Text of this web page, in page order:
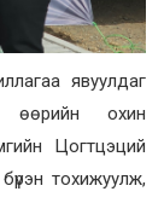
явуулдаг
өөрийн охин
Цогтцэций
тохижуулж,